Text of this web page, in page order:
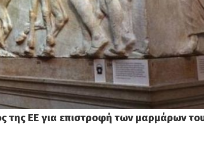
της ΕΕ για επιστροφή των μαρμάρων